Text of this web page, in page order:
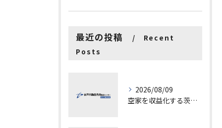
最近の投稿
Recent
Posts
2026/08/09
空家を収益化する茨城県水戸市古河市での具体的ステップと成功ポイント